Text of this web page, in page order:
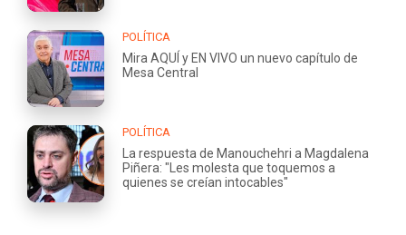
POLÍTICA
Mira AQUÍ y EN VIVO un nuevo capítulo de
Mesa Central
POLÍTICA
La respuesta de Manouchehri a Magdalena
Piñera: "Les molesta que toquemos a
quienes se creían intocables"